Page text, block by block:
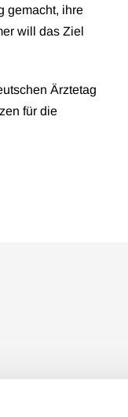
gemacht, ihre
will das Ziel
Ärztetag
für die